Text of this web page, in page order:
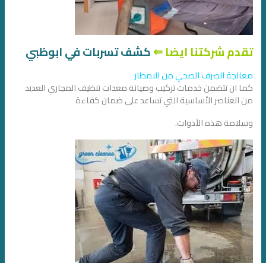
تقدم شركتنا ايضا ⇐كشف تسربات في ابوظبي
معالجة الصرف الصحي من الامطار
كما ان تتضمن خدمات تركيب وصيانة معدات تنظيف المجاري العديد
من العناصر الأساسية التي تساعد على ضمان كفاءة
وسلامة هذه الأدوات.